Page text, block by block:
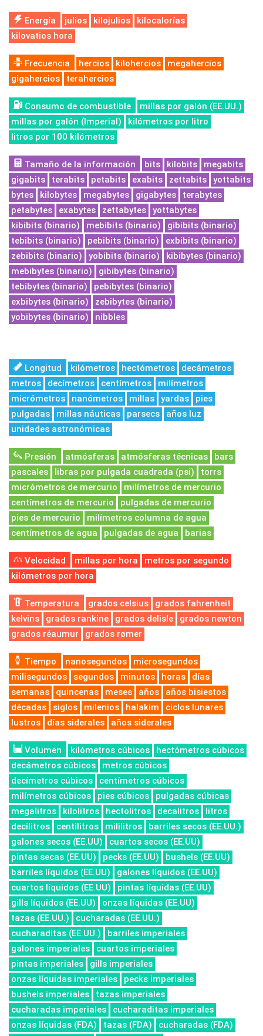
Energía julios kilojulios
kilocalorías
kilovatios hora
Frecuencia hercios kilohercios
megahercios
gigahercios
terahercios
Consumo de combustible
millas por galón (EE.UU.)
millas por galón (Imperial)
kilómetros por litro
litros por 100 kilómetros
Tamaño de la información bits kilobits
megabits
gigabits
terabits petabits exabits zettabits
yottabits
bytes
kilobytes megabytes gigabytes
terabytes
petabytes
exabytes zettabytes
yottabytes
kibibits (binario)
mebibits (binario)
gibibits (binario)
tebibits (binario)
pebibits (binario)
exbibits (binario)
zebibits (binario)
yobibits (binario)
kibibytes (binario)
mebibytes (binario)
gibibytes (binario)
tebibytes (binario)
pebibytes (binario)
exbibytes (binario)
zebibytes (binario)
yobibytes (binario)
nibbles
Longitud kilómetros hectómetros
decámetros
metros
decímetros centímetros
milímetros
micrómetros
nanómetros millas yardas
pies
pulgadas
millas náuticas parsecs
años luz
unidades astronómicas
Presión atmósferas atmósferas técnicas
bars
pascales
libras por pulgada cuadrada (psi)
torrs
micrómetros de mercurio
milímetros de mercurio
centímetros de mercurio
pulgadas de mercurio
pies de mercurio
milímetros columna de agua
centímetros de agua
pulgadas de agua barias
Velocidad millas por hora
metros por segundo
kilómetros por hora
Temperatura grados celsius
grados fahrenheit
kelvins
grados rankine grados delisle
grados newton
grados réaumur
grados rømer
Tiempo nanosegundos
microsegundos
milisegundos
segundos minutos horas
días
semanas
quincenas meses años
años bisiestos
décadas
siglos milenios halakim
ciclos lunares
lustros
días siderales años siderales
Volumen kilómetros cúbicos
hectómetros cúbicos
decámetros cúbicos
metros cúbicos
decímetros cúbicos
centímetros cúbicos
milímetros cúbicos
pies cúbicos
pulgadas cúbicas
megalitros
kilolitros hectolitros decalitros
litros
decilitros
centilitros mililitros
barriles secos (EE.UU.)
galones secos (EE.UU)
cuartos secos (EE.UU)
pintas secas (EE.UU)
pecks (EE.UU)
bushels (EE.UU)
barriles líquidos (EE.UU)
galones líquidos (EE.UU)
cuartos líquidos (EE.UU)
pintas líquidas (EE.UU)
gills líquidos (EE.UU)
onzas líquidas (EE.UU)
tazas (EE.UU.)
cucharadas (EE.UU.)
cucharaditas (EE.UU.)
barriles imperiales
galones imperiales
cuartos imperiales
pintas imperiales
gills imperiales
onzas líquidas imperiales
pecks imperiales
bushels imperiales
tazas imperiales
cucharadas imperiales
cucharaditas imperiales
onzas líquidas (FDA)
tazas (FDA)
cucharadas (FDA)